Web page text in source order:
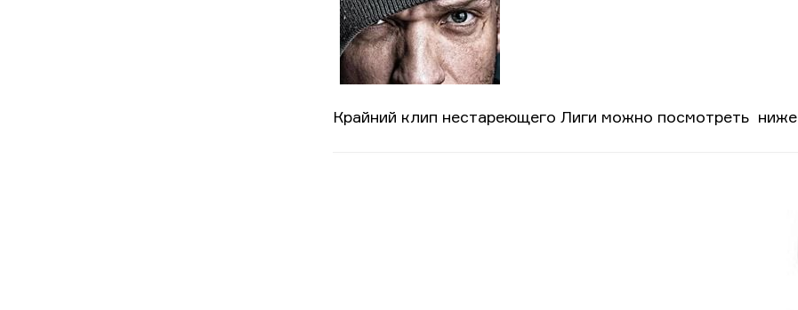
Крайний клип нестареющего Лиги можно посмотреть ниже